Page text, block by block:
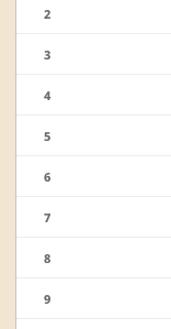
2
3
4
5
6
7
8
9